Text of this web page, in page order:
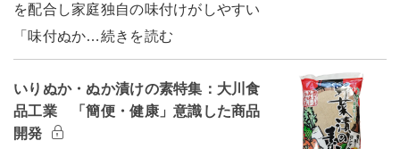
を配合し家庭独自の味付けがしやすい
「味付ぬか…続きを読む
いりぬか・ぬか漬けの素特集：大川食
品工業 「簡便・健康」意識した商品
開発